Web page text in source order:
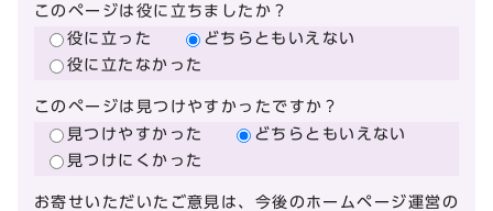
このページは役に立ちましたか？
役に立った
どちらともいえない
役に立たなかった
このページは見つけやすかったですか？
見つけやすかった
どちらともいえない
見つけにくかった
お寄せいただいたご意見は、今後のホームページ運営の